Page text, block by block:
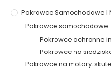
Pokrowce Samochodowe I
Pokrowce samochodowe
Pokrowce ochronne
Pokrowce na
Pokrowce na motory,